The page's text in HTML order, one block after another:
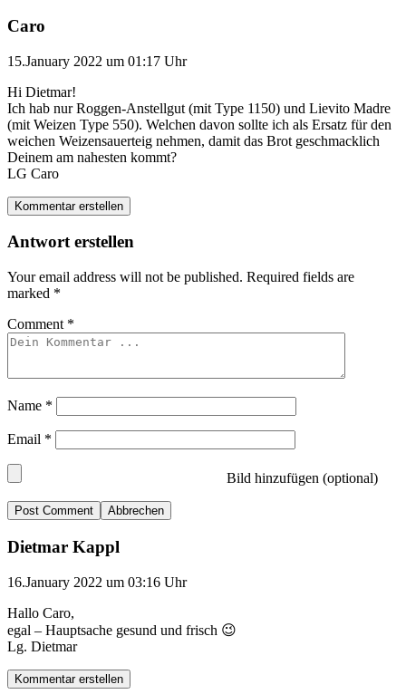
Caro
15.January 2022 um 01:17 Uhr
Hi Dietmar!
Ich hab nur Roggen-Anstellgut (mit Type 1150) und Lievito Madre
(mit Weizen Type 550). Welchen davon sollte ich als Ersatz für den
weichen Weizensauerteig nehmen, damit das Brot geschmacklich
Deinem am nahesten kommt?
LG Caro
Kommentar erstellen
Antwort erstellen
Your email address will not be published. Required fields are
marked *
Comment *
Name *
Email *
Bild hinzufügen (optional)
Abbrechen
Dietmar Kappl
16.January 2022 um 03:16 Uhr
Hallo Caro,
egal – Hauptsache gesund und frisch 😉
Lg. Dietmar
Kommentar erstellen